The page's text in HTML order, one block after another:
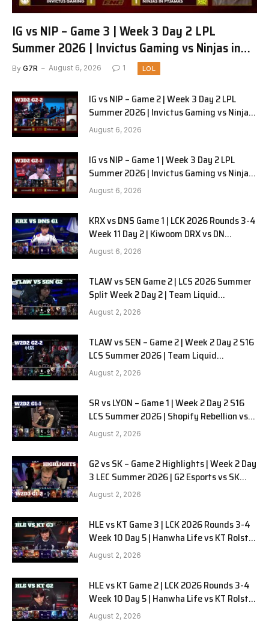
IG vs NIP – Game 3 | Week 3 Day 2 LPL
Summer 2026 | Invictus Gaming vs Ninjas in
Pyjamas G3 full
By G7R August 6, 2026 1 LOL
IG vs NIP – Game 2 | Week 3 Day 2 LPL
Summer 2026 | Invictus Gaming vs Ninjas
in Pyjamas G2 full
August 6, 2026
IG vs NIP – Game 1 | Week 3 Day 2 LPL
Summer 2026 | Invictus Gaming vs Ninjas
in Pyjamas G1 full
August 6, 2026
KRX vs DNS Game 1 | LCK 2026 Rounds 3-4
Week 11 Day 2 | Kiwoom DRX vs DN
SOOPers G1
August 6, 2026
TLAW vs SEN Game 2 | LCS 2026 Summer
Split Week 2 Day 2 | Team Liquid
Alienware vs Sentinels G2
August 2, 2026
TLAW vs SEN – Game 2 | Week 2 Day 2 S16
LCS Summer 2026 | Team Liquid
Alienware vs Sentinels G2 W2D2
August 2, 2026
SR vs LYON – Game 1 | Week 2 Day 2 S16
LCS Summer 2026 | Shopify Rebellion vs
LYON G1 W2D2 Full Game
August 2, 2026
G2 vs SK – Game 2 Highlights | Week 2 Day
3 LEC Summer 2026 | G2 Esports vs SK
Gaming G-2 W2D3
August 2, 2026
HLE vs KT Game 3 | LCK 2026 Rounds 3-4
Week 10 Day 5 | Hanwha Life vs KT Rolster
G3
August 2, 2026
HLE vs KT Game 2 | LCK 2026 Rounds 3-4
Week 10 Day 5 | Hanwha Life vs KT Rolster
G2
August 2, 2026